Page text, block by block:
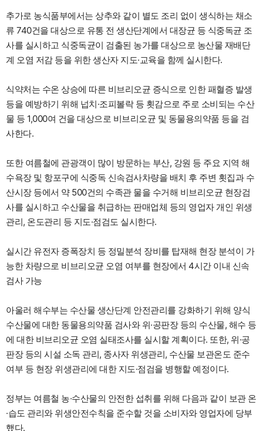
추가로 농식품부에서는 상추와 같이 별도 조리 없이 생식하는 채소
류 740건을 대상으로 유통 전 생산단계에서 대장균 등 식중독균 조
사를 실시하고 식중독균이 검출된 농가를 대상으로 농산물 재배단
계 오염 저감 등을 위한 생산자 지도·교육을 함께 실시한다.
식약처는 수온 상승에 따른 비브리오균 증식으로 인한 패혈증 발생
등을 예방하기 위해 넙치·조피볼락 등 횟감으로 주로 소비되는 수산
물 등 1,000여 건을 대상으로 비브리오균 및 동물용의약품 등을 검
사한다.
또한 여름철에 관광객이 많이 방문하는 부산, 강원 등 주요 지역 해
수욕장 및 항포구에 식중독 신속검사차량을 배치 후 주변 횟집과 수
산시장 등에서 약 500건의 수족관 물을 수거해 비브리오균 현장검
사를 실시하고 수산물을 취급하는 판매업체 등의 영업자 개인 위생
관리, 온도관리 등 지도·점검도 실시한다.
실시간 유전자 증폭장치 등 정밀분석 장비를 탑재해 현장 분석이 가
능한 차량으로 비브리오균 오염 여부를 현장에서 4시간 이내 신속
검사 가능
아울러 해수부는 수산물 생산단계 안전관리를 강화하기 위해 양식
수산물에 대한 동물용의약품 검사와 위·공판장 등의 수산물, 해수 등
에 대한 비브리오균 오염 실태조사를 실시할 계획이다. 또한, 위·공
판장 등의 시설 소독 관리, 종사자 위생관리, 수산물 보관온도 준수
여부 등 현장 위생관리에 대한 지도·점검을 병행할 예정이다.
정부는 여름철 농·수산물의 안전한 섭취를 위해 다음과 같이 보관 온
·습도 관리와 위생안전수칙을 준수할 것을 소비자와 영업자에 당부
했다.